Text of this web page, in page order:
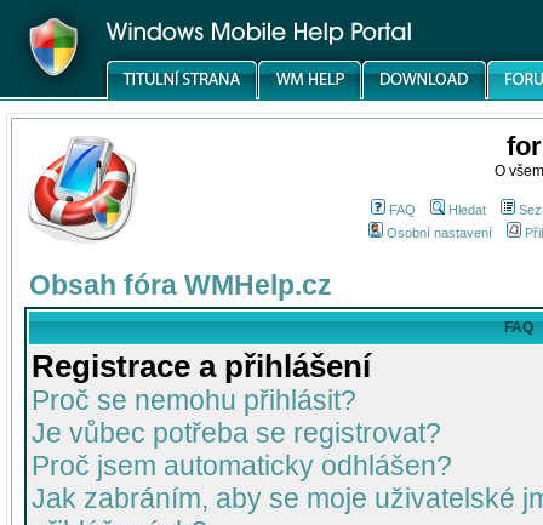
O
FAQ Hledat
Osobní nastavení
Obsah fóra WMHelp.cz
FAQ
Registrace a přihlášení
Proč se nemohu přihlásit?
Je vůbec potřeba se registrovat?
Proč jsem automaticky odhlášen?
Jak zabráním, aby se moje uživatelské